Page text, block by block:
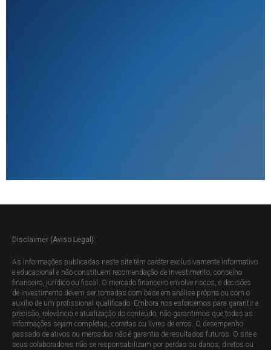
Disclaimer (Aviso Legal):
As informações publicadas neste site têm caráter exclusivamente informativo
e educacional e não constituem recomendação de investimento, conselho
financeiro, jurídico ou fiscal. O mercado financeiro envolve riscos, e decisões
de investimento devem ser tomadas com base em análise própria ou com o
auxílio de um profissional qualificado. Embora nos esforcemos para garantir a
precisão, relevância e atualização do conteúdo, não garantimos que todas as
informações sejam completas, corretas ou livres de erros. O desempenho
passado de ativos ou mercados não é garantia de resultados futuros. O site e
seus colaboradores não se responsabilizam por perdas ou danos, diretos ou